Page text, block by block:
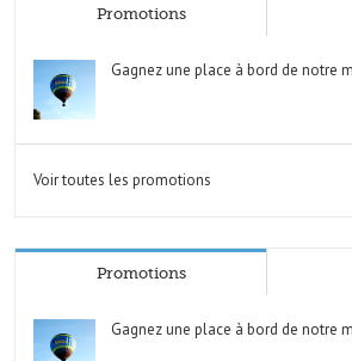
Promotions
Gagnez une place à bord de notre
Voir toutes les promotions
Promotions
Gagnez une place à bord de notre